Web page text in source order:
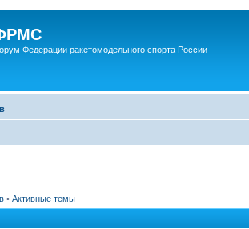
Федерации ракетомодельного спорта России
• Активные темы